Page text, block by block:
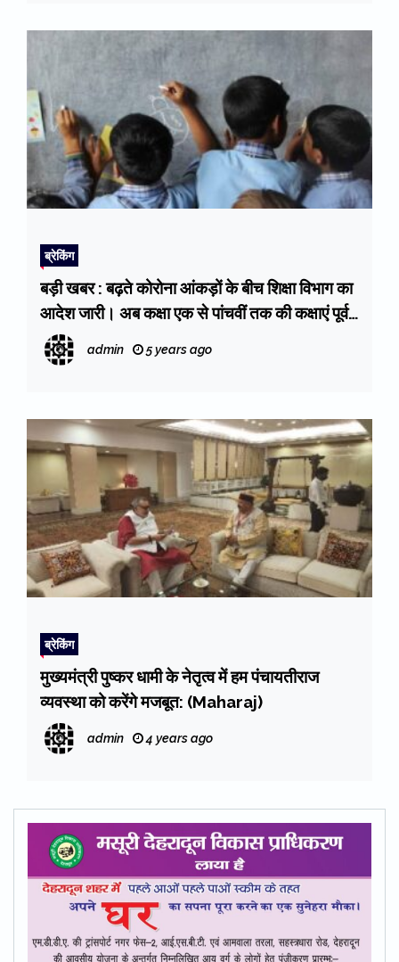
ब्रेकिंग
बड़ी खबर : बढ़ते कोरोना आंकड़ों के बीच शिक्षा विभाग का
आदेश जारी। अब कक्षा एक से पांचवीं तक की कक्षाएं पूर्व
की तरह होंगी संचालित
admin 5 years ago
ब्रेकिंग
मुख्यमंत्री पुष्कर धामी के नेतृत्व में हम पंचायतीराज
व्यवस्था को करेंगे मजबूत: (Maharaj)
admin 4 years ago